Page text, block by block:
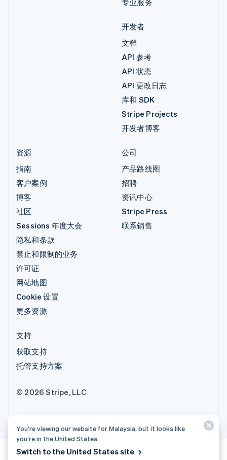
开发者
文档
API 参考
API 状态
API 更改日志
库和 SDK
Stripe Projects
开发者博客
资源
指南
客户案例
博客
社区
Sessions 年度大会
隐私和条款
禁止和限制的业务
许可证
网站地图
Cookie 设置
更多资源
公司
产品路线图
招聘
资讯中心
Stripe Press
联系销售
支持
获取支持
托管支持方案
© 2026 Stripe, LLC
You’re viewing our website for Malaysia, but it looks like
you’re in the United States.
Switch to the United States site